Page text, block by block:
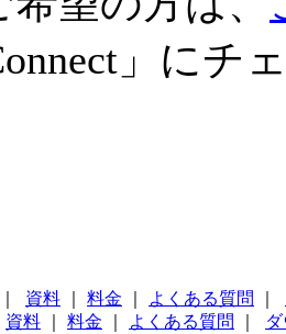
」に
資料 料金 よくある質問
資料 料金 よくある質問